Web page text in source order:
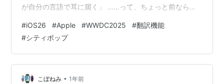
が自分の言語で耳に届く」 ……って、ちょっと前なら映
いです。 どんな機能なの？ iPhone 15 Pro / Pro Max と
AirPods Pro（第2世代）を使うと、 電話やFaceTime中
に、相手の話す内容がリアルタイムに翻訳されて、耳に
届く。 しかもFaceTimeビデオでは、…
#iOS26 #Apple #WWDC2025 #翻訳機能
#シティポップ
こぼねみ • 1年前